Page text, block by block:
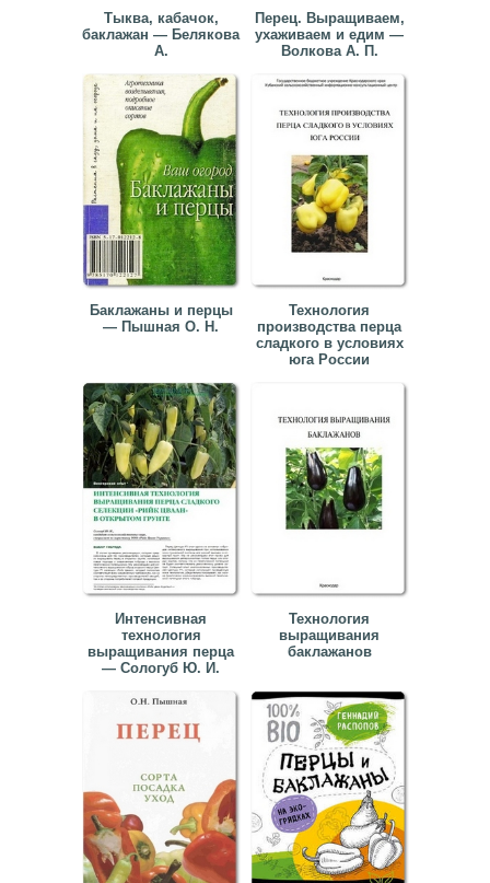
Тыква, кабачок,
баклажан — Белякова
А.
Перец. Выращиваем,
ухаживаем и едим —
Волкова А. П.
Баклажаны и перцы
— Пышная О. Н.
Технология
производства перца
сладкого в условиях
юга России
Интенсивная
технология
выращивания перца
— Сологуб Ю. И.
Технология
выращивания
баклажанов